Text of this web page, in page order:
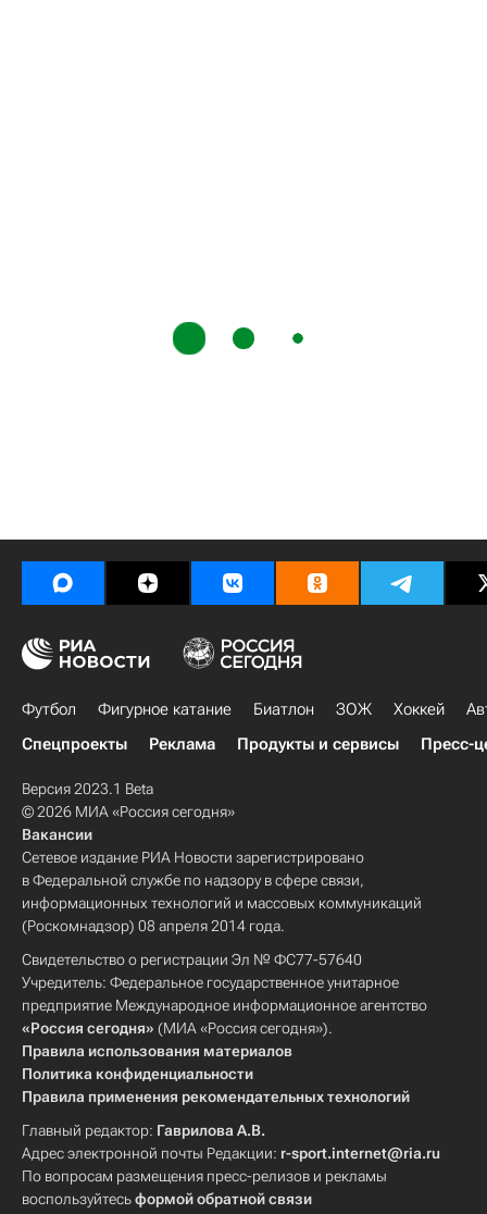
Футбол Фигурное катание Биатлон ЗОЖ Хоккей
Спецпроекты
Реклама Продукты и сервисы Пресс-
Версия 2023.1 Beta
© 2026 МИА «Россия сегодня»
Вакансии
Сетевое издание РИА Новости зарегистрировано
в Федеральной службе по надзору в сфере связи,
информационных технологий и массовых коммуникаций
(Роскомнадзор) 08 апреля 2014 года.
Свидетельство о регистрации Эл № ФС77-57640
Учредитель: Федеральное государственное унитарное
предприятие Международное информационное агентство
«Россия сегодня» (МИА «Россия сегодня»).
Правила использования материалов
Политика конфиденциальности
Правила применения рекомендательных технологий
Главный редактор: Гаврилова А.В.
Адрес электронной почты Редакции: r-sport.internet@ria.ru
По вопросам размещения пресс-релизов и рекламы
воспользуйтесьформой обратной связи